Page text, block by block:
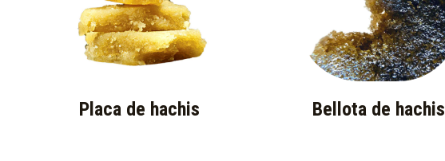
Placa de hachis Bellota de hachis